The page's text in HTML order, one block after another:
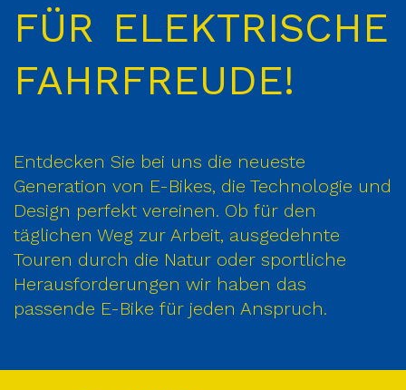
FÜR ELEKTRISCHE
FAHRFREUDE!
Entdecken Sie bei uns die neueste
Generation von E-Bikes, die Technologie und
Design perfekt vereinen. Ob für den
täglichen Weg zur Arbeit, ausgedehnte
Touren durch die Natur oder sportliche
Herausforderungen wir haben das
passende E-Bike für jeden Anspruch.